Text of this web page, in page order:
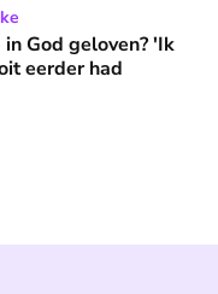
'Ik voelde iets wat
God geloven? 'Ik
eerder had